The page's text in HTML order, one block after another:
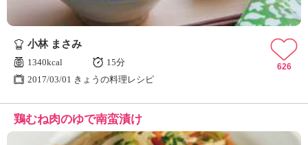
小林 まさみ
1340kcal
15分
2017/03/01 きょうの料理レシピ
626
鶏むね肉のゆで南蛮漬け